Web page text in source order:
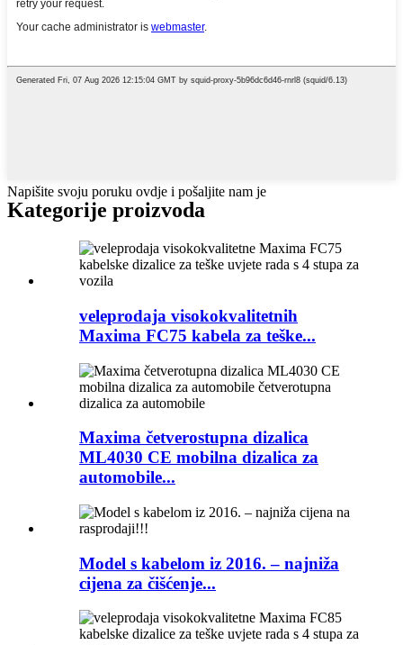
Napišite svoju poruku ovdje i pošaljite nam je
Kategorije proizvoda
veleprodaja visokokvalitetnih
Maxima FC75 kabela za teške...
Maxima četverostupna dizalica
ML4030 CE mobilna dizalica za
automobile...
Model s kabelom iz 2016. – najniža
cijena za čišćenje...